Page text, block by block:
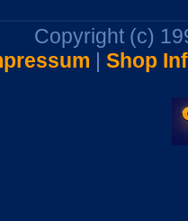
Copyright (c)
| Shop